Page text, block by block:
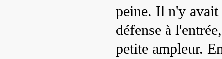
peine. Il n'y avait
défense à
petite ampleur.